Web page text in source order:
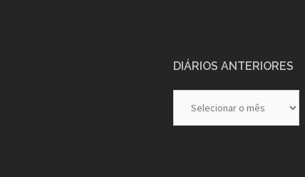
DIÁRIOS ANTERIORES
Anteriores